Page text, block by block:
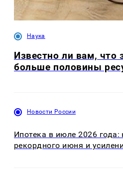
Наука
Известно ли вам, что
больше половины
Новости России
Ипотека в июле 2026 года:
рекордного июня и